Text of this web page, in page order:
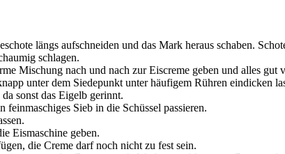
längs aufschneiden und das Mark heraus schaben.
schlagen.
Mischung nach und nach zur Eiscreme geben und alles gut
unter dem Siedepunkt unter häufigem Rühren eindicken
sonst das Eigelb gerinnt.
Sieb in die Schüssel passieren.
Eismaschine geben.
die Creme darf noch nicht zu fest sein.